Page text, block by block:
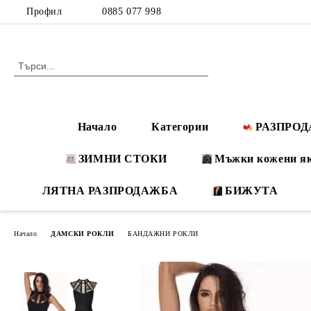
Профил 0885 077 998
Начало Категории
ЗИМНИ СТОКИ Мъжки кожени
ЛЯТНА РАЗПРОДАЖБА БИЖУТА
Начало ДАМСКИ РОКЛИ БАНДАЖНИ РОКЛИ